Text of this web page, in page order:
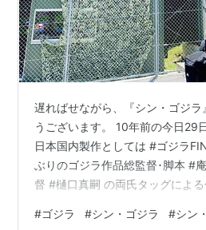
遅ればせながら、『シン・ゴジラ
うございます。 10年前の今日29
日本国内製作としては #ゴジラ
ぶりのゴジラ作品総監督･脚本 #
督 #樋口真嗣 の両氏タッグによ
ト作となりました#シン・ゴジラ
#ゴジラ #シン・ゴジラ #シン